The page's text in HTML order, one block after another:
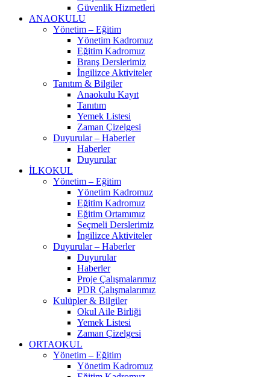
Güvenlik Hizmetleri
ANAOKULU
Yönetim – Eğitim
Yönetim Kadromuz
Eğitim Kadromuz
Branş Derslerimiz
İngilizce Aktiviteler
Tanıtım & Bilgiler
Anaokulu Kayıt
Tanıtım
Yemek Listesi
Zaman Çizelgesi
Duyurular – Haberler
Haberler
Duyurular
İLKOKUL
Yönetim – Eğitim
Yönetim Kadromuz
Eğitim Kadromuz
Eğitim Ortamımız
Seçmeli Derslerimiz
İngilizce Aktiviteler
Duyurular – Haberler
Duyurular
Haberler
Proje Çalışmalarımız
PDR Çalışmalarımız
Kulüpler & Bilgiler
Okul Aile Birliği
Yemek Listesi
Zaman Çizelgesi
ORTAOKUL
Yönetim – Eğitim
Yönetim Kadromuz